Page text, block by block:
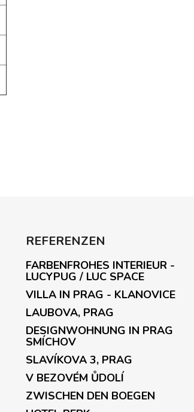
REFERENZEN
FARBENFROHES INTERIEUR -
LUCYPUG / LUC SPACE
VILLA IN PRAG - KLANOVICE
LAUBOVA, PRAG
DESIGNWOHNUNG IN PRAG
SMÍCHOV
SLAVÍKOVA 3, PRAG
V BEZOVÉM ŮDOLÍ
ZWISCHEN DEN BOEGEN